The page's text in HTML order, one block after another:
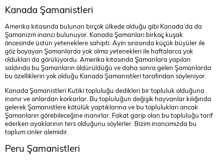
Kanada Şamanistleri
Amerika kıtasında bulunan birçok ülkede olduğu gibi Kanada’da da
Şamanizm inancı bulunuyor. Kanada Şamanları birkaç kuşak
öncesinde üstün yeteneklere sahipti. Ayin sırasında küçük büyüler ile
göz boyayan Şamanlarda yok olma yetenekleri ile haftalarca yok
oldukları da görülüyordu. Amerika kıtasında Şamanlara yapılan
saldırıda bu Şamanların öldürüldüğü ve daha sonra gelen Şamanlarda
bu özelliklerin yok olduğu Kanada Şamanistleri tarafından söyleniyor.
Kanada Şamanistleri Kutiki topluluğu dedikleri bir topluluk olduğuna
inanır ve onlardan korkarlar. Bu topluluğun değişik hayvanlar kılığında
gelerek Şamanistlere kötülük yaptıklarına ve bu toplulukları ancak
Şamanların görebileceğine inanırlar. Fakat garip olan bu topluluğu tarif
ederken ayaklarının ters olduğunu söylerler. Bizim inancımızda bu
toplum cinler alemidir.
Peru Şamanistleri